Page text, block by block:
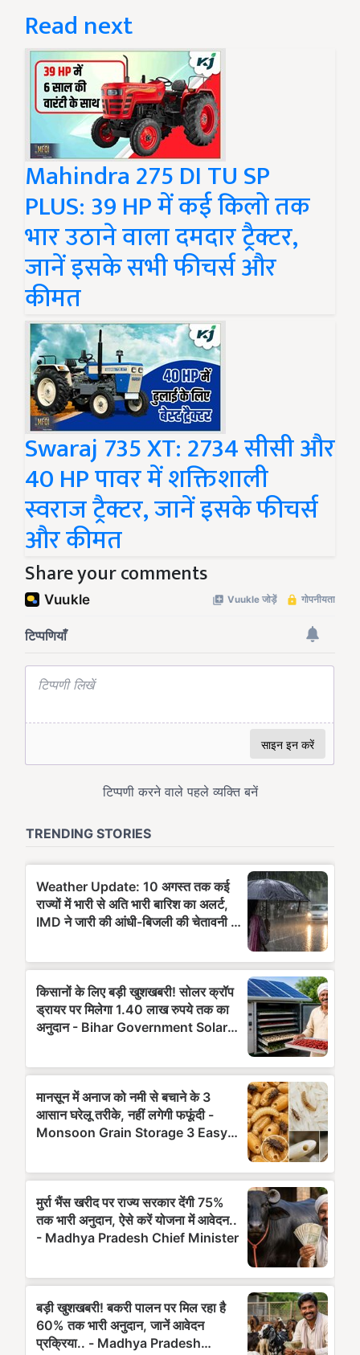
Read next
Mahindra 275 DI TU SP
PLUS: 39 HP में कई किलो तक
भार उठाने वाला दमदार ट्रैक्टर,
जानें इसके सभी फीचर्स और
कीमत
Swaraj 735 XT: 2734 सीसी और
40 HP पावर में शक्तिशाली
स्वराज ट्रैक्टर, जानें इसके फीचर्स
और कीमत
Share your comments